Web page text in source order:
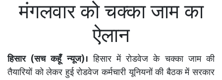
मंगलवार को चक्का जाम का
ऐलान
हिसार (सच कहूँ न्यूज)। हिसार में रोडवेज के चक्का जाम की
तैयारियों को लेकर हुई रोडवेज कर्मचारी यूनियनों की बैठक में सरकार